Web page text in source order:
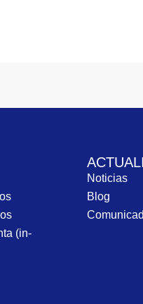
(in-
Noticias
Blog